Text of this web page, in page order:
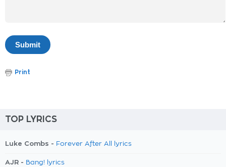
Print
TOP LYRICS
Luke Combs - Forever After All lyrics
AJR - Bang! lyrics